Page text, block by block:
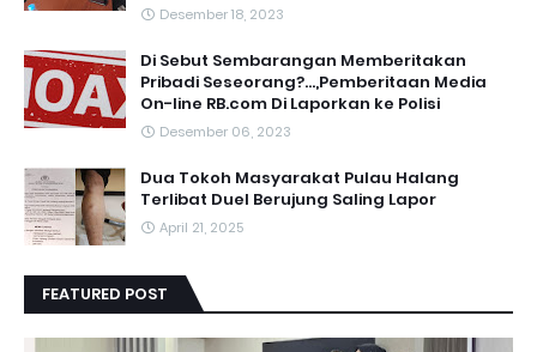
Desember 18, 2023
Di Sebut Sembarangan Memberitakan
Pribadi Seseorang?...,Pemberitaan Media
On-line RB.com Di Laporkan ke Polisi
Desember 06, 2023
Dua Tokoh Masyarakat Pulau Halang
Terlibat Duel Berujung Saling Lapor
April 21, 2025
FEATURED POST